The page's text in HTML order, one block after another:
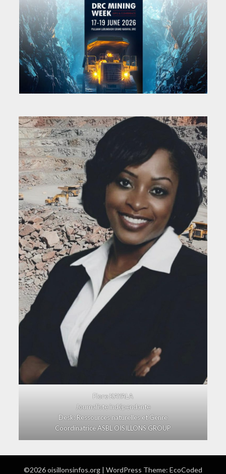
Flore KAYALA
Journaliste indépendante
Desk: Ressources naturelles et Genre
Coordinatrice ASBL OISILLONS GROUP
©2026 oisillonsinfos.org | WordPress Theme: EcoCoded